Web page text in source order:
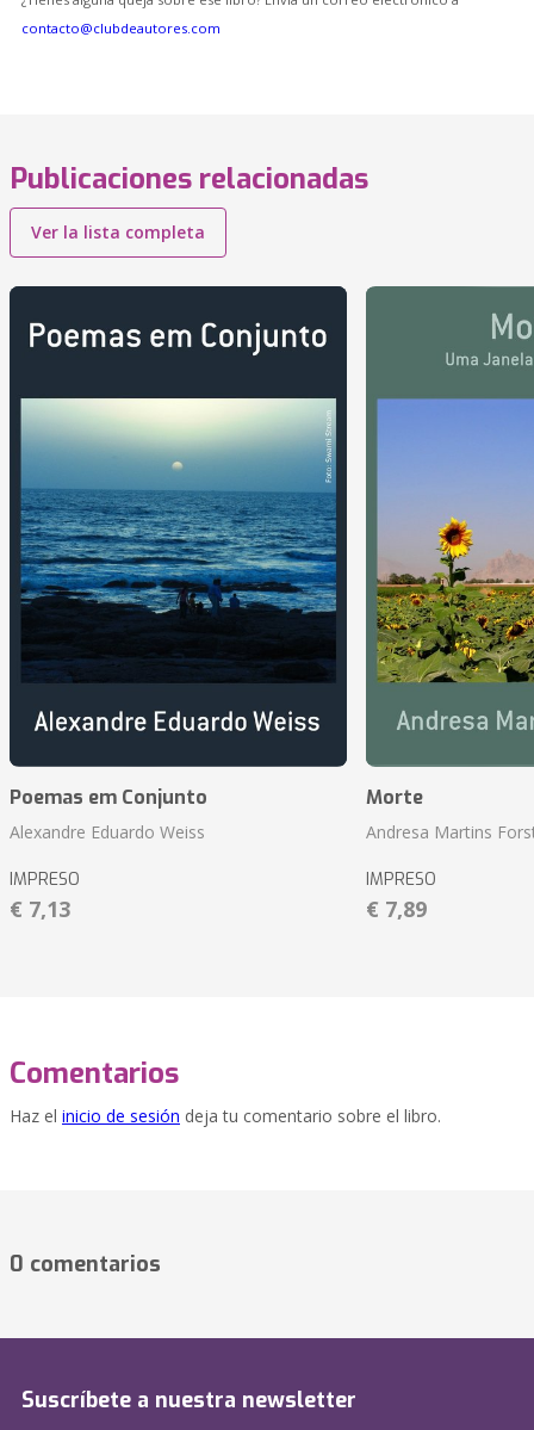
contacto@clubdeautores.com
Publicaciones relacionadas
Ver la lista completa
Poemas em Conjunto
Alexandre Eduardo Weiss
IMPRESO
€ 7,13
Morte
Andresa Martins
IMPRESO
€ 7,89
Comentarios
Haz el inicio de sesión deja tu comentario sobre el libro.
0 comentarios
Suscríbete a nuestra newsletter